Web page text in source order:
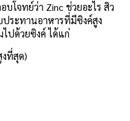
โจทย์ว่า Zinc ช่วยอะไร สิว
ประทานอาหารที่มีซิงค์สูง
ปด้วยซิงค์ ได้แก่
ที่สุด)